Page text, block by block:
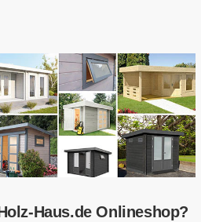
Haus.de Onlineshop?